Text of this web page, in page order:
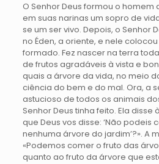
O Senhor Deus formou o homem
em suas narinas um sopro de
se um ser vivo. Depois, o Senhor
no Éden, a oriente, e nele
formado. Fez nascer na terra
de frutos agradáveis à vista e
quais a árvore da vida, no meio
ciência do bem e do mal. Ora, a
astucioso de todos os animais
Senhor Deus tinha feito. Ela disse
que Deus vos disse: ‘Não podeis
nenhuma árvore do jardim’?». A
«Podemos comer o fruto das
quanto ao fruto da árvore que